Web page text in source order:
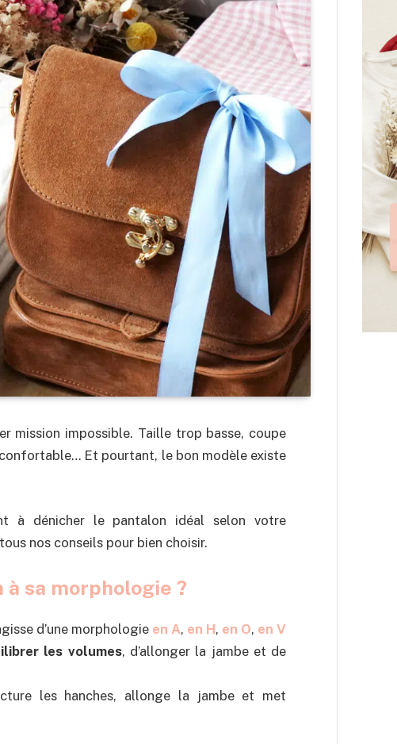
mission impossible. Taille trop basse, coupe
Et pourtant, le bon modèle existe
à dénicher le pantalon idéal selon votre
nos conseils pour bien choisir.
sa morphologie ?
d’une morphologie en A, en H, en O, en V
les volumes, d’allonger la jambe et de
les hanches, allonge la jambe et met